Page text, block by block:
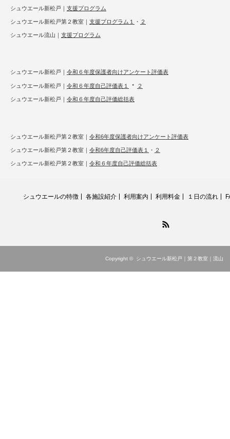
シュウエール新松戸｜ 支援プログラム
シュウエール新松戸第２教室｜ 支援プログラム１ ・ ２
シュウエール流山｜ 支援プログラム
シュウエール新松戸｜ 令和６年度保護者向けアンケート評価表
シュウエール新松戸｜ 令和６年度自己評価表１ ・ ２
シュウエール新松戸｜ 令和６年度自己評価総括表
シュウエール新松戸第２教室｜ 令和6年度保護者向けアンケート評価表
シュウエール新松戸第２教室｜ 令和6年度自己評価表１ ・ ２
シュウエール新松戸第２教室｜ 令和６年度自己評価総括表
シュウエールの特徴 各施設紹介 利用案内 利用料金 １日の流れ
Copyright © シュウエール新松戸｜第２教室｜流山